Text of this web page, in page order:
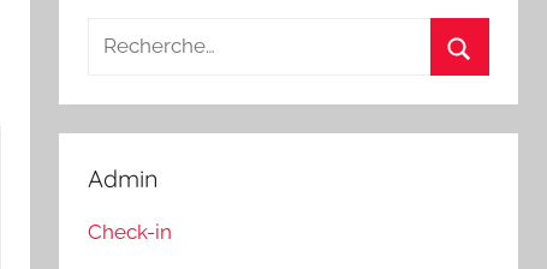
Recherche
:
Admin
Check-in